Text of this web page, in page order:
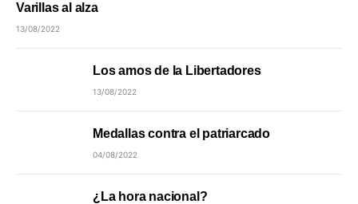
Varillas al alza
13/08/2022
Los amos de la Libertadores
13/08/2022
Medallas contra el patriarcado
04/08/2022
¿La hora nacional?